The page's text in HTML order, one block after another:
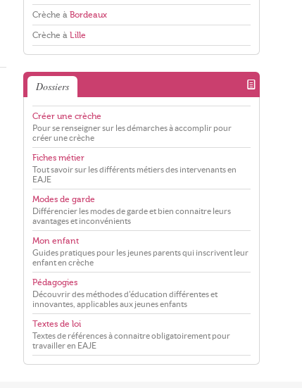
Crèche à Bordeaux
Crèche à Lille
Dossiers
Créer une crèche
Pour se renseigner sur les démarches à accomplir pour
créer une crèche
Fiches métier
Tout savoir sur les différents métiers des intervenants en
EAJE
Modes de garde
Différencier les modes de garde et bien connaitre leurs
avantages et inconvénients
Mon enfant
Guides pratiques pour les jeunes parents qui inscrivent leur
enfant en crèche
Pédagogies
Découvrir des méthodes d'éducation différentes et
innovantes, applicables aux jeunes enfants
Textes de loi
Textes de références à connaitre obligatoirement pour
travailler en EAJE